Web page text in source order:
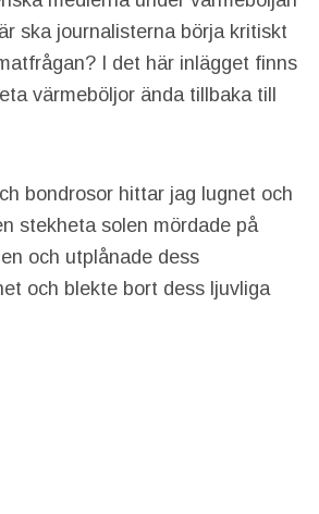
ska journalisterna börja kritiskt
I det här inlägget finns
värmeböljor ända tillbaka till
bondrosor hittar jag lugnet och
stekheta solen mördade på
och utplånade dess
och blekte bort dess ljuvliga